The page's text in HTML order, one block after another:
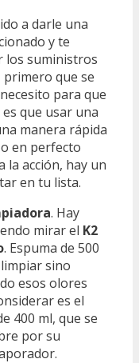
a darle una
y te
los suministros
primero que se
para que
que usar una
manera rápida
en perfecto
la acción, hay un
en tu lista.
. Hay
mirar el K2
. Espuma de 500
sino
esos olores
es el
400 ml, que se
por su